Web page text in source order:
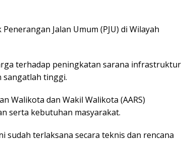
Jalan Umum (PJU) di Wilayah
terhadap peningkatan sarana infrastruktur
sangatlah tinggi.
Walikota dan Wakil Walikota (AARS)
serta kebutuhan masyarakat.
sudah terlaksana secara teknis dan rencana